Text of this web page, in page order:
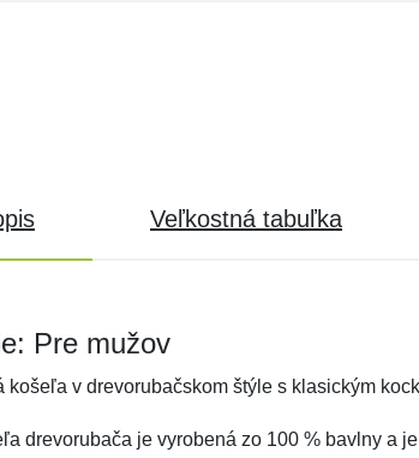
Veľkostná tabuľka
Pre mužov
košeľa v drevorubačskom štýle s klasickým
drevorubača je vyrobená zo 100 % bavlny a